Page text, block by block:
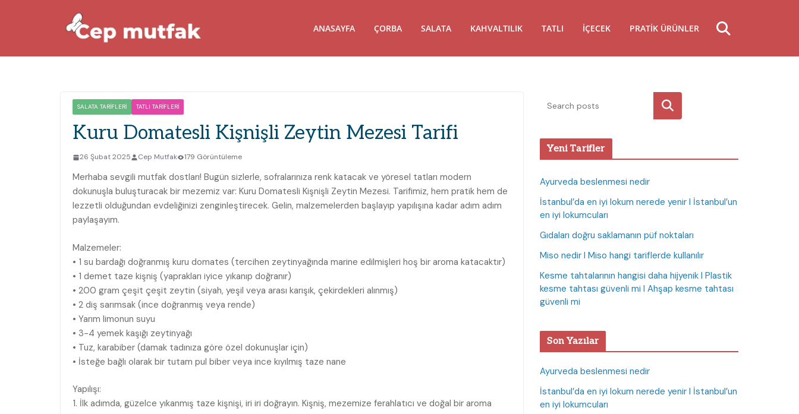
ANASAYFA ÇORBA SALATA KAHVALTILIK TATLI İÇECEK PRATIK ÜRÜNLER
SALATA TARIFLERI TATLI TARIFLERI
Kuru Domatesli Kişnişli Zeytin Mezesi Tarifi
26 Şubat 2025 Cep Mutfak 179 Görüntüleme
Merhaba sevgili mutfak dostları! Bugün sizlerle, sofralarınıza renk katacak ve yöresel tatları modern
dokunuşla buluşturacak bir mezemiz var: Kuru Domatesli Kişnişli Zeytin Mezesi. Tarifimiz, hem pratik hem de
lezzetli olduğundan evdeliğinizi zenginleştirecek. Gelin, malzemelerden başlayıp yapılışına kadar adım adım
paylaşayım.
Malzemeler:
• 1 su bardağı doğranmış kuru domates (tercihen zeytinyağında marine edilmişleri hoş bir aroma katacaktır)
• 1 demet taze kişniş (yaprakları iyice yıkanıp doğranır)
• 200 gram çeşit çeşit zeytin (siyah, yeşil veya arası karışık, çekirdekleri alınmış)
• 2 diş sarımsak (ince doğranmış veya rende)
• Yarım limonun suyu
• 3-4 yemek kaşığı zeytinyağı
• Tuz, karabiber (damak tadınıza göre özel dokunuşlar için)
• İsteğe bağlı olarak bir tutam pul biber veya ince kıyılmış taze nane
Yapılışı:
1. İlk adımda, güzelce yıkanmış taze kişnişi, iri iri doğrayın. Kişniş, mezemize ferahlatıcı ve doğal bir aroma
Ara
Yeni Tarifler
Ayurveda beslenmesi nedir
İstanbul’da en iyi lokum nerede yenir I İstanbul’un
en iyi lokumcuları
Gıdaları doğru saklamanın püf noktaları
Miso nedir I Miso hangi tariflerde kullanılır
Kesme tahtalarının hangisi daha hijyenik I Plastik
kesme tahtası güvenli mi I Ahşap kesme tahtası
güvenli mi
Son Yazılar
Ayurveda beslenmesi nedir
İstanbul’da en iyi lokum nerede yenir I İstanbul’un
en iyi lokumcuları